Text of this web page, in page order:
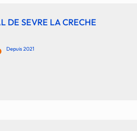
DE SEVRE LA CRECHE
Depuis 2021